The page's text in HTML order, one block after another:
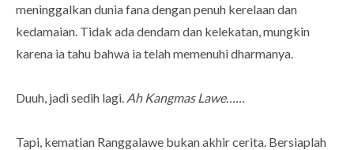
meninggalkan dunia fana dengan penuh kerelaan dan
kedamaian. Tidak ada dendam dan kelekatan, mungkin
karena ia tahu bahwa ia telah memenuhi dharmanya.
Duuh, jadi sedih lagi. Ah Kangmas Lawe……
Tapi, kematian Ranggalawe bukan akhir cerita. Bersiaplah